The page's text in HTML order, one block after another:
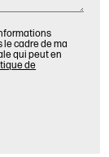
le cadre de ma
qui peut en
de